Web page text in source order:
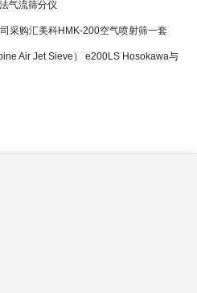
气流筛分仪
采购汇美科HMK-200空气喷射筛一套
Air Jet Sieve） e200LS Hosokawa与